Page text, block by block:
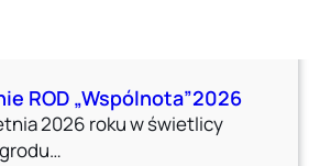
ROD „Wspólnota”2026
2026 roku w świetlicy